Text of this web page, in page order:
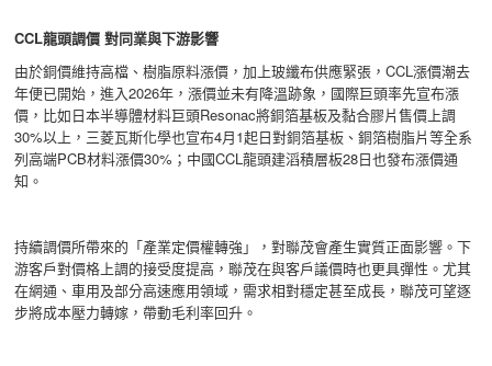
CCL龍頭調價 對同業與下游影響
由於銅價維持高檔、樹脂原料漲價，加上玻纖布供應緊張，CCL漲價潮去
年便已開始，進入2026年，漲價並未有降溫跡象，國際巨頭率先宣布漲
價，比如日本半導體材料巨頭Resonac將銅箔基板及黏合膠片售價上調
30%以上，三菱瓦斯化學也宣布4月1起日對銅箔基板、銅箔樹脂片等全系
列高端PCB材料漲價30%；中國CCL龍頭建滔積層板28日也發布漲價通
知。
持續調價所帶來的「產業定價權轉強」，對聯茂會產生實質正面影響。下
游客戶對價格上調的接受度提高，聯茂在與客戶議價時也更具彈性。尤其
在網通、車用及部分高速應用領域，需求相對穩定甚至成長，聯茂可望逐
步將成本壓力轉嫁，帶動毛利率回升。